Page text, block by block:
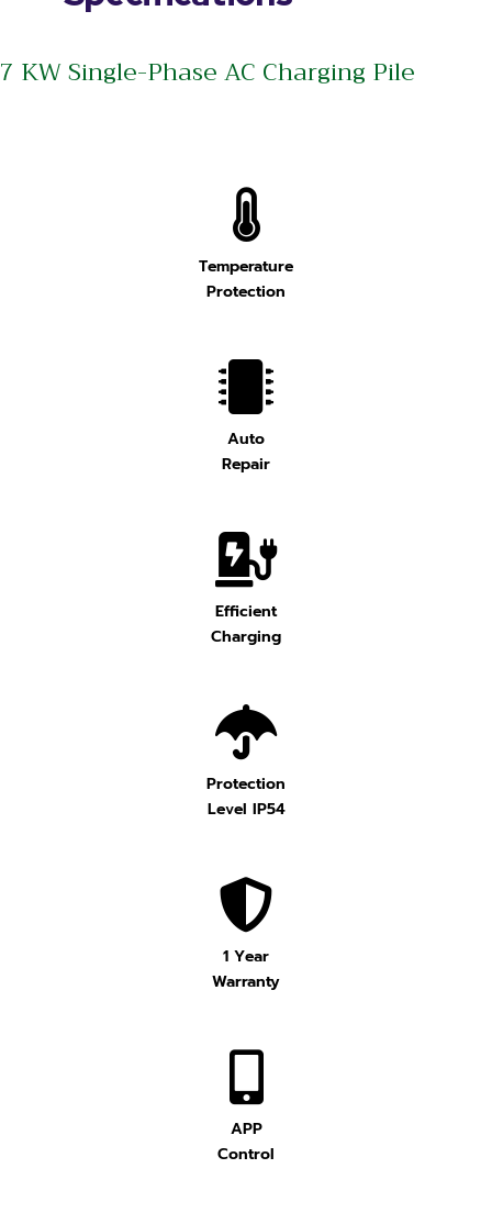
7 KW Single-Phase AC Charging Pile
Temperature
Protection
Auto
Repair
Efficient
Charging
Protection
Level IP54
1 Year
Warranty
APP
Control